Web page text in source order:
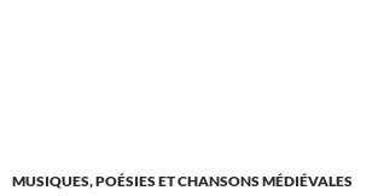
MUSIQUES, POÉSIES ET CHANSONS MÉDIÉVALES